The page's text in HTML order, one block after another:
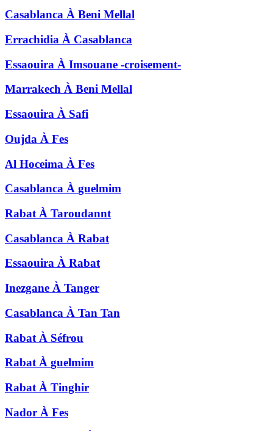
Casablanca À Beni Mellal
Errachidia À Casablanca
Essaouira À Imsouane -croisement-
Marrakech À Beni Mellal
Essaouira À Safi
Oujda À Fes
Al Hoceima À Fes
Casablanca À guelmim
Rabat À Taroudannt
Casablanca À Rabat
Essaouira À Rabat
Inezgane À Tanger
Casablanca À Tan Tan
Rabat À Séfrou
Rabat À guelmim
Rabat À Tinghir
Nador À Fes